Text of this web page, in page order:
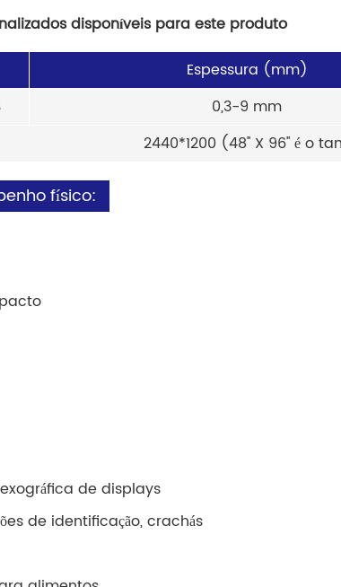
disponíveis para este produto
Espessura (mm)
0,3-9 mm
2440*1200 (48'' X 96'' é o
físico:
de displays
de identificação, crachás